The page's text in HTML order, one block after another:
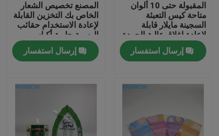
المنزل
المقبولة حتى 10 ألوان
متاحة كيس التعبئة
السجينة مايلار قابلة
لإعادة إغلاق عالية الجودة
إرسال استفسار
المصنع تخصيص الشعار
الخاص بك التخزين القابلة
لإعادة الاستخدام حقائب
البصمة حاوية أكياس
قابلة للإغلاق للشرب
عصير الحليبإرسال استفسار